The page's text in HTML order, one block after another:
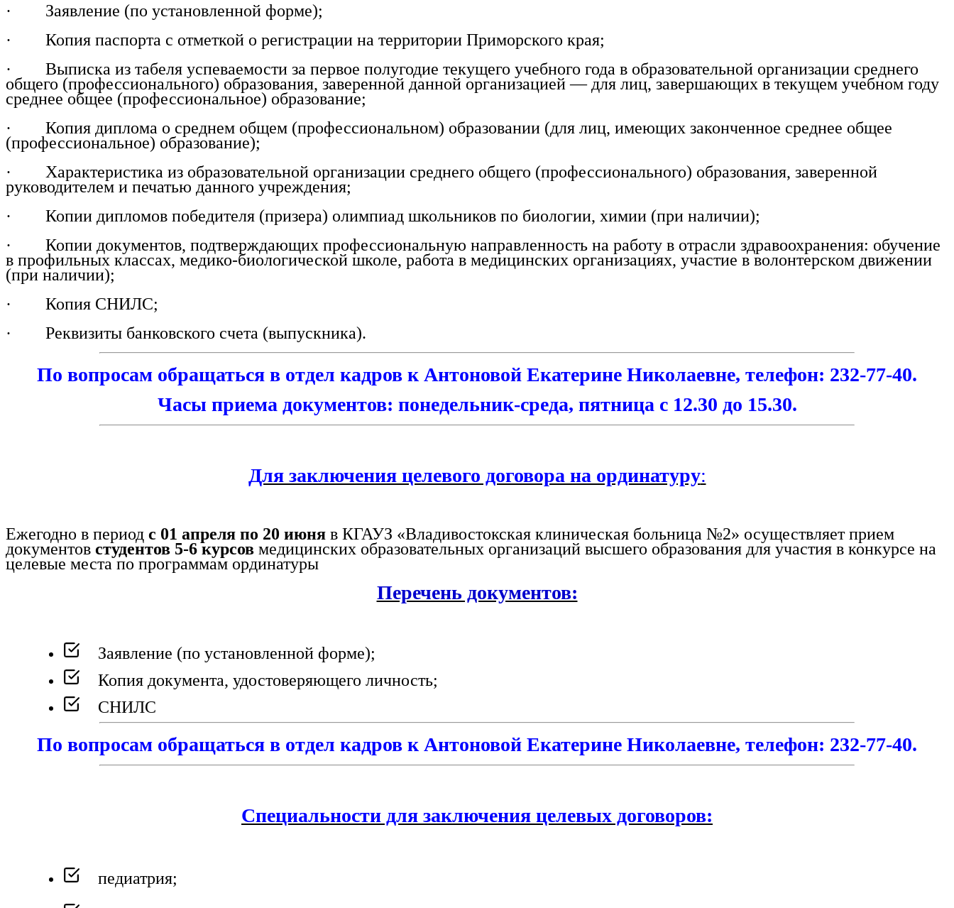
· Заявление (по установленной форме);
· Копия паспорта с отметкой о регистрации на территории Приморского края;
· Выписка из табеля успеваемости за первое полугодие текущего учебного года в образовательной организации среднего
общего (профессионального) образования, заверенной данной организацией — для лиц, завершающих в текущем учебном году
среднее общее (профессиональное) образование;
· Копия диплома о среднем общем (профессиональном) образовании (для лиц, имеющих законченное среднее общее
(профессиональное) образование);
· Характеристика из образовательной организации среднего общего (профессионального) образования, заверенной
руководителем и печатью данного учреждения;
· Копии дипломов победителя (призера) олимпиад школьников по биологии, химии (при наличии);
· Копии документов, подтверждающих профессиональную направленность на работу в отрасли здравоохранения: обучение
в профильных классах, медико-биологической школе, работа в медицинских организациях, участие в волонтерском движении
(при наличии);
· Копия СНИЛС;
· Реквизиты банковского счета (выпускника).
По вопросам обращаться в отдел кадров к Антоновой Екатерине Николаевне, телефон: 232-77-40.
Часы приема документов: понедельник-среда, пятница с 12.30 до 15.30.
Для заключения целевого договора на ординатуру:
Ежегодно в период с 01 апреля по 20 июня в КГАУЗ «Владивостокская клиническая больница №2» осуществляет прием
документов студентов 5-6 курсов медицинских образовательных организаций высшего образования для участия в конкурсе на
целевые места по программам ординатуры
Перечень документов:
Заявление (по установленной форме);
Копия документа, удостоверяющего личность;
СНИЛС
По вопросам обращаться в отдел кадров к Антоновой Екатерине Николаевне, телефон: 232-77-40.
Специальности для заключения целевых договоров:
педиатрия;